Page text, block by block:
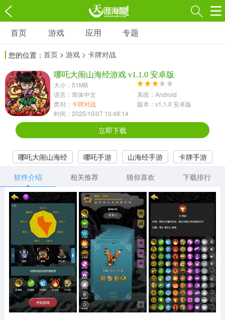
游戏
3697款应用
1597款应用
1789款应用
休闲益智
13387款应用
2196款应用
冒险解谜
1072款应用
418款应用
568款应用
音乐舞蹈
269款应用
2716款应用
其他
1654款应用
游戏助手
515款应用
MOD游戏
1056款应用
首页 游戏 应用 专题
您的位置： 首页 > 游戏 > 卡牌对战
哪吒大闹山海经游戏 v1.1.0 安卓版
大小：51MB
语言：简体中文
系统：Android
类别： 卡牌对战
版本：v1.1.0 安卓版
时间：2025/10/07 10:48:14
立即下载
哪吒大闹山海经 哪吒手游 山海经手游
卡牌手游
软件介绍
相关推荐 猜你喜欢 下载排行